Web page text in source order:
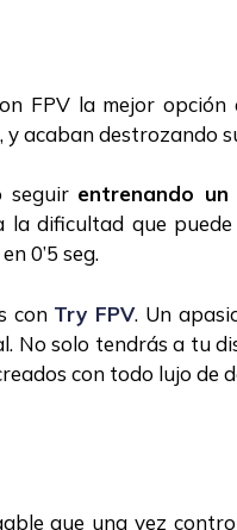
FPV la mejor opción
acaban destrozando
seguir entrenando
dificultad que
0’5 seg.
con Try FPV. Un
No solo tendrás a tu
con todo lujo de
que una vez